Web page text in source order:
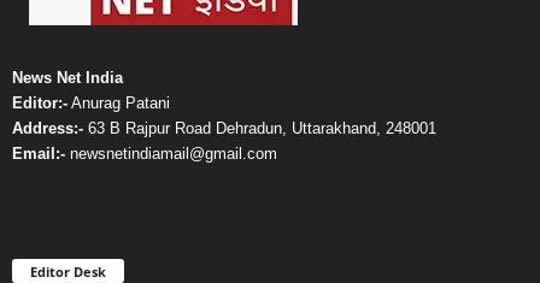
News Net India
Editor:- Anurag Patani
Address:- 63 B Rajpur Road Dehradun, Uttarakhand, 248001
Email:- newsnetindiamail@gmail.com
Editor Desk